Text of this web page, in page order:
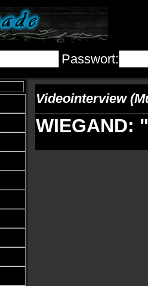
Passwort:
Videointerview
WIEGAND: